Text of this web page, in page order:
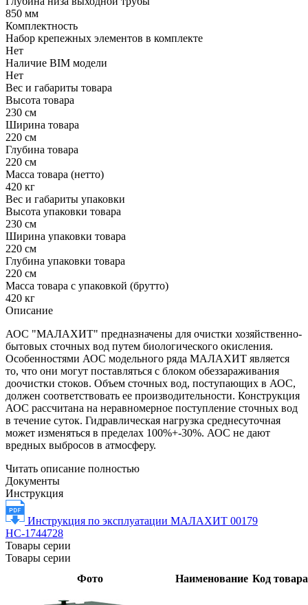
850 мм
Комплектность
Набор крепежных элементов в комплекте
Нет
Наличие BIM модели
Нет
Вес и габариты товара
Высота товара
230 см
Ширина товара
220 см
Глубина товара
220 см
Масса товара (нетто)
420 кг
Вес и габариты упаковки
Высота упаковки товара
230 см
Ширина упаковки товара
220 см
Глубина упаковки товара
220 см
Масса товара с упаковкой (брутто)
420 кг
Описание
АОС "МАЛАХИТ" предназначены для очистки хозяйственно-
бытовых сточных вод путем биологического окисления.
Особенностями АОС модельного ряда МАЛАХИТ является
то, что они могут поставляться с блоком обеззараживания
доочистки стоков. Объем сточных вод, поступающих в АОС,
должен соответствовать ее производительности. Конструкция
АОС рассчитана на неравномерное поступление сточных вод
в течение суток. Гидравлическая нагрузка среднесуточная
может изменяться в пределах 100%+-30%. АОС не дают
вредных выбросов в атмосферу.
Читать описание полностью
Документы
Инструкция
Инструкция по эксплуатации МАЛАХИТ 00179
НС-1744728
Товары серии
Товары серии
Фото
Наименование Код товара